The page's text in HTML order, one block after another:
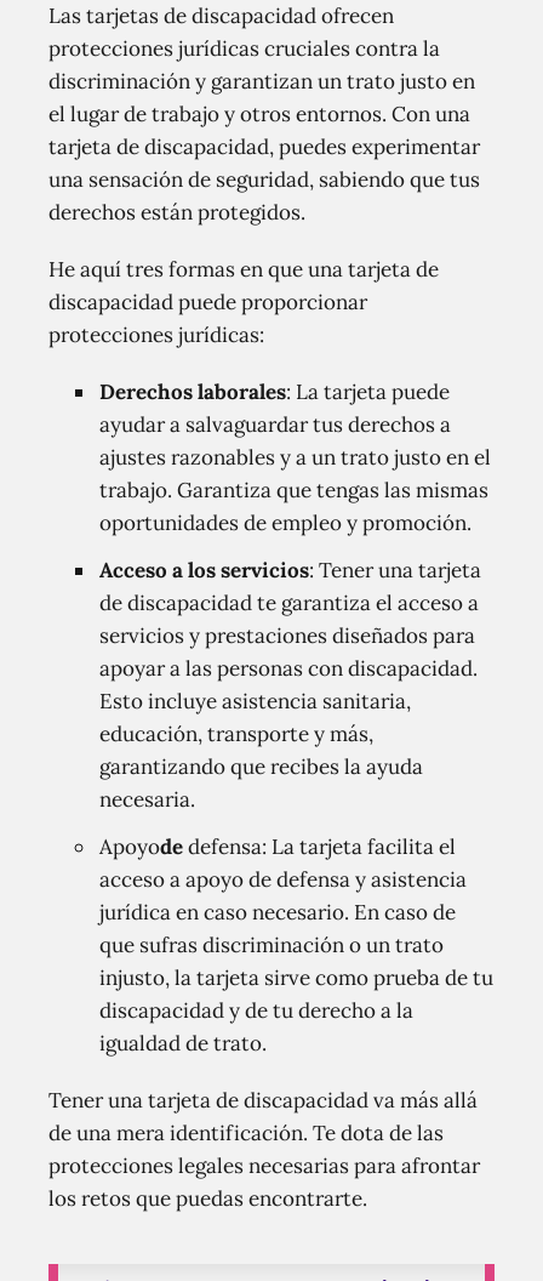
Las tarjetas de discapacidad ofrecen
protecciones jurídicas cruciales contra la
discriminación y garantizan un trato justo en
el lugar de trabajo y otros entornos. Con una
tarjeta de discapacidad, puedes experimentar
una sensación de seguridad, sabiendo que tus
derechos están protegidos.
He aquí tres formas en que una tarjeta de
discapacidad puede proporcionar
protecciones jurídicas:
Derechos laborales: La tarjeta puede
ayudar a salvaguardar tus derechos a
ajustes razonables y a un trato justo en el
trabajo. Garantiza que tengas las mismas
oportunidades de empleo y promoción.
Acceso a los servicios: Tener una tarjeta
de discapacidad te garantiza el acceso a
servicios y prestaciones diseñados para
apoyar a las personas con discapacidad.
Esto incluye asistencia sanitaria,
educación, transporte y más,
garantizando que recibes la ayuda
necesaria.
Apoyodedefensa: La tarjeta facilita el
acceso a apoyo de defensa y asistencia
jurídica en caso necesario. En caso de
que sufras discriminación o un trato
injusto, la tarjeta sirve como prueba de tu
discapacidad y de tu derecho a la
igualdad de trato.
Tener una tarjeta de discapacidad va más allá
de una mera identificación. Te dota de las
protecciones legales necesarias para afrontar
los retos que puedas encontrarte.